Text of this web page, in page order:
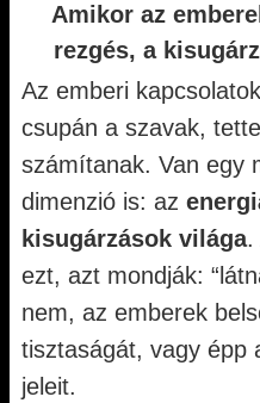
Amikor az
rezgés, a
Az emberi
csupán a szavak,
számítanak. Van egy
dimenzió is: az
kisugárzások világa.
ezt, azt mondják:
nem, az emberek
tisztaságát, vagy épp
jeleit.